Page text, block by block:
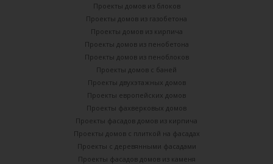
Проекты домов из блоков
Проекты домов из газобетона
Проекты домов из кирпича
Проекты домов из пенобетона
Проекты домов из пеноблоков
Проекты домов с баней
Проекты двухэтажных домов
Проекты европейских домов
Проекты фахверковых домов
Проекты фасадов домов из кирпича
Проекты домов с плиткой на фасадах
Проекты с деревянными фасадами
Проекты фасадов домов из каменя